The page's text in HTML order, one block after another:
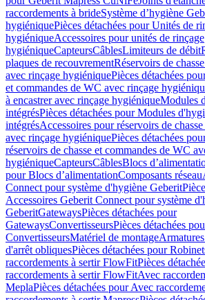
raccordements à brideSystème d’hygiène
hygiéniquePièces détachées pour Unités de
hygiéniqueAccessoires pour unités de rinçage
hygiéniqueCapteursCâblesLimiteurs de débit
plaques de recouvrementRéservoirs de
avec rinçage hygiéniquePièces détachées
et commandes de WC avec rinçage
à encastrer avec rinçage hygiéniqueModules
intégrésPièces détachées pour Modules
intégrésAccessoires pour réservoirs de
avec rinçage hygiéniquePièces détachées
réservoirs de chasse et commandes de WC
hygiéniqueCapteursCâblesBlocs
pour Blocs d’alimentationComposants réseau
Connect pour système d'hygiène Geberit
Accessoires Geberit Connect pour système
GeberitGatewaysPièces détachées pour
GatewaysConvertisseursPièces détachées
ConvertisseursMatériel de montage
d'arrêt obliquesPièces détachées pour
raccordements à sertir FlowFitPièces
raccordements à sertir FlowFitAvec
MeplaPièces détachées pour Avec